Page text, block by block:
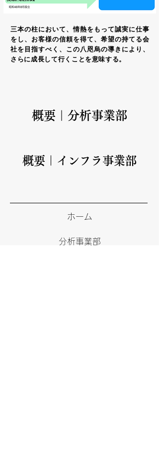
三本の柱において、情熱をもって誠実に仕事
をし、お客様の信頼を得て、希望の持てる会
社を目指すべく、この八咫烏の導きにより、
さらに成長して行くことを意味する。
概要｜ ​分析事業部
概要｜ インフラ事業部
ホーム
分析事業部